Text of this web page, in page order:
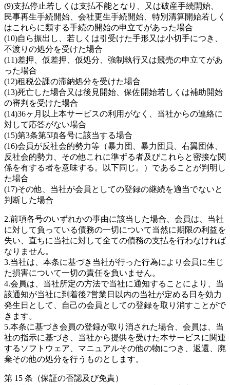
(9)支払停止若しくは支払不能となり、又は破産手続開始、
民事再生手続開始、会社更生手続開始、特別清算開始若しく
はこれらに類する手続の開始の申立てがあった場合
(10)自ら振出し、若しくは引受けた手形又は小切手につき、
不渡りの処分を受けた場合
(11)差押、仮差押、仮処分、強制執行又は競売の申立てがあ
った場合
(12)租税公課の滞納処分を受けた場合
(13)死亡した場合又は後見開始、保佐開始若しくは補助開始
の審判を受けた場合
(14)36ヶ月以上本サービスの利用がなく、当社からの連絡に
対して応答がない場合
(15)第3条第5項各号に該当する場合
(16)会員が反社会的勢力等（暴力団、暴力団員、右翼団体、
反社会的勢力、その他これに準ずる者及びこれらと密接な関
係を有する者を意味する。以下同じ。）であることが判明し
た場合
(17)その他、当社が会員としての登録の継続を適当でないと
判断した場合
2.前項各号のいずれかの事由に該当した場合、会員は、当社
に対して負っている債務の一切について当然に期限の利益を
失い、直ちに当社に対して全ての債務の支払を行わなければ
なりません。
3.当社は、本条に基づき当社が行った行為により会員に生じ
た損害について一切の責任を負いません。
4.会員は、当社所定の方法で当社に通知することにより、当
該通知が当社に到着後7営業日以内の当社が定める日を効力
発生日として、自己の会員としての登録を取り消すことがで
きます。
5.本条に基づき会員の登録が取り消された場合、会員は、当
社の指示に基づき、当社から提供を受けた本サービスに関連
するソフトウェア、マニュアルその他の物につき、返還、廃
棄その他の処分を行うものとします。
第 15 条（保証の否認及び免責）